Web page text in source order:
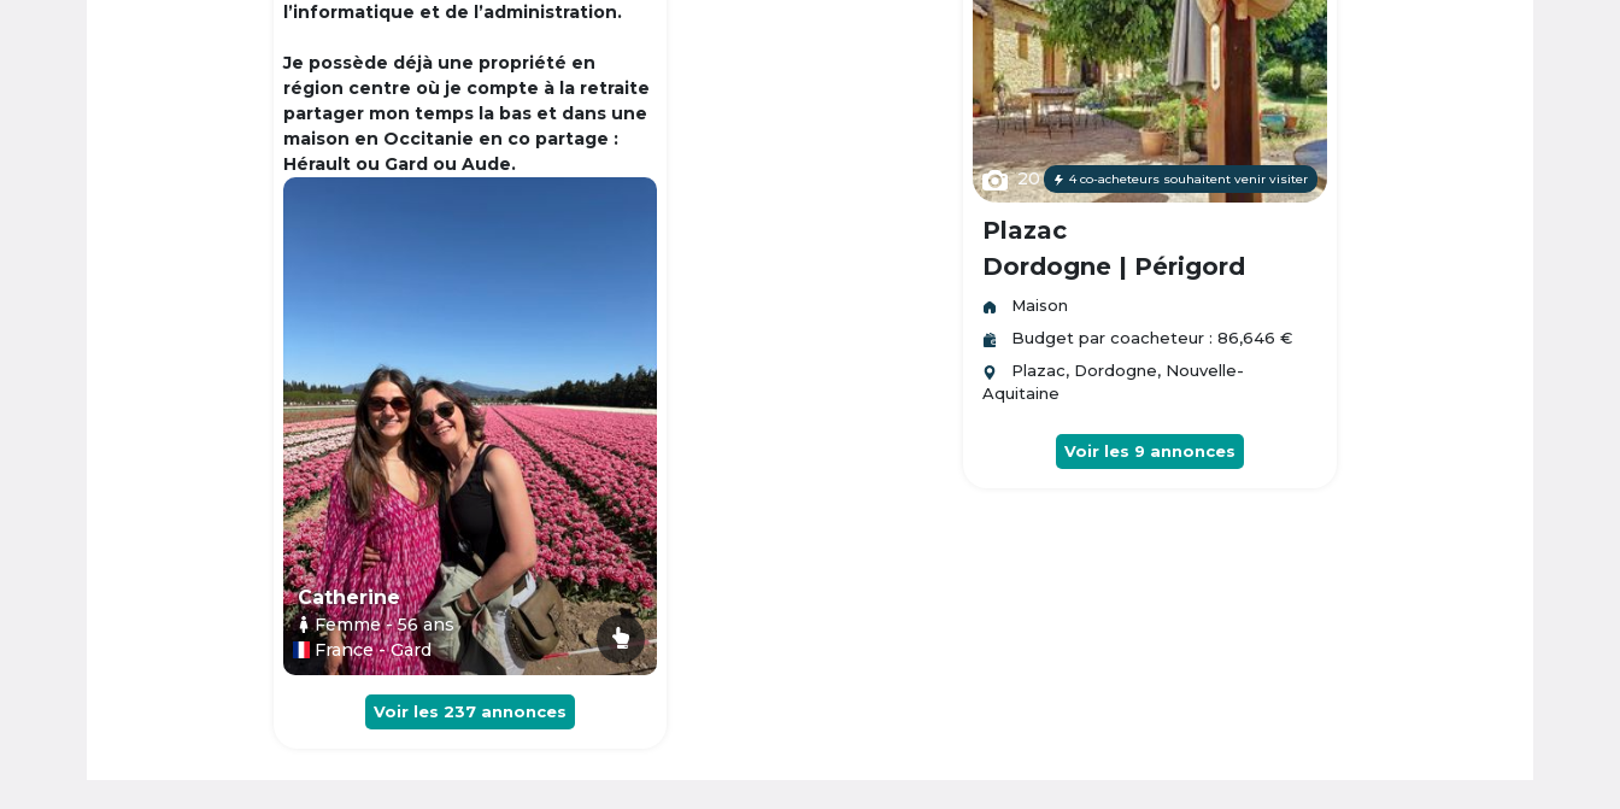
l’informatique et de l’administration.
Je possède déjà une propriété en
région centre où je compte à la retraite
partager mon temps la bas et dans une
maison en Occitanie en co partage :
Hérault ou Gard ou Aude.
Catherine
Femme- 56ans
France - Gard
Voir les 237 annonces
20 4 co-acheteurs souhaitent venir visiter
Plazac
Dordogne | Périgord
Maison
Budget par coacheteur : 86,646 €
Plazac, Dordogne, Nouvelle-
Aquitaine
Voir les 9 annonces